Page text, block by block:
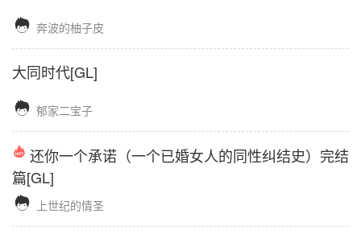
 奔波的柚子皮
大同时代[GL]
 郁家二宝子
还你一个承诺（一个已婚女人的同性纠结史）完结
篇[GL]
 上世纪的情圣